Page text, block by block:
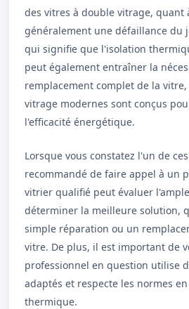
des vitres à double vitrage, quant
généralement une défaillance du
qui signifie que l'isolation
peut également entraîner la
remplacement complet de la
vitrage modernes sont conçus
l'efficacité énergétique.
Lorsque vous constatez l'un de
recommandé de faire appel à un
vitrier qualifié peut évaluer
déterminer la meilleure solution,
simple réparation ou un
vitre. De plus, il est important de
professionnel en question utilise
adaptés et respecte les normes
thermique.